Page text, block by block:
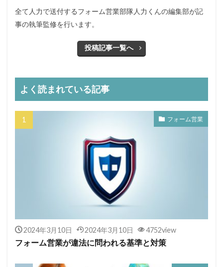
全て人力で送付するフォーム営業部隊人力くんの編集部が記
事の執筆監修を行います。
投稿記事一覧へ
よく読まれている記事
フォーム営業
2024年3月10日 2024年3月10日 4752view
フォーム営業が違法に問われる基準と対策